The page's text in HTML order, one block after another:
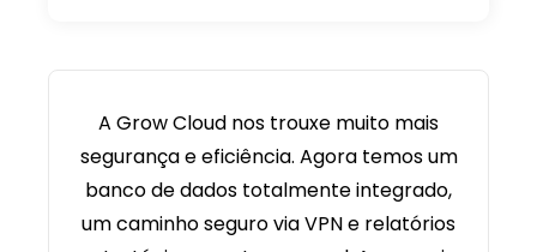
A Grow Cloud nos trouxe muito mais
segurança e eficiência. Agora temos um
banco de dados totalmente integrado,
um caminho seguro via VPN e relatórios